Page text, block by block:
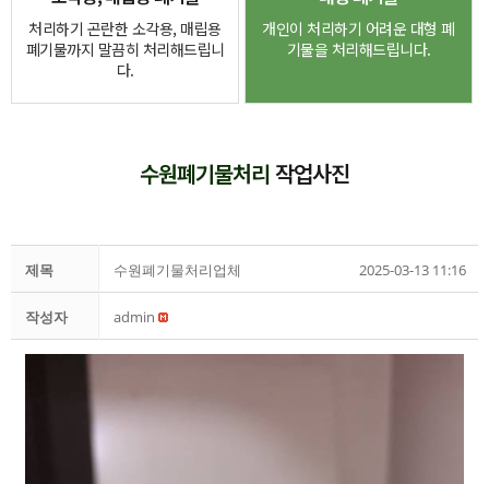
처리하기 곤란한 소각용, 매립용
폐기물까지 말끔히 처리해드립니
다.
개인이 처리하기 어려운 대형 폐
기물을 처리해드립니다.
수원폐기물처리작업사진
제목 수원폐기물처리업체 2025-03-13 11:16
작성자 admin